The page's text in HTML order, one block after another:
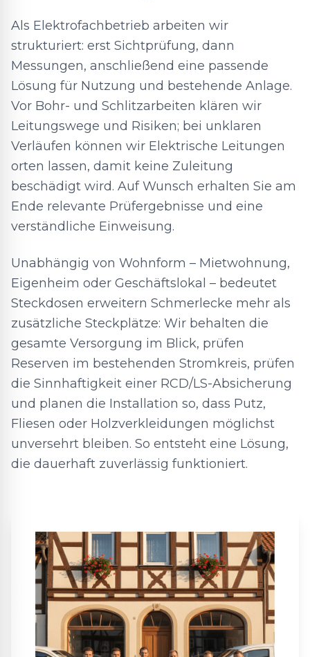
Als Elektrofachbetrieb arbeiten wir
strukturiert: erst Sichtprüfung, dann
Messungen, anschließend eine passende
Lösung für Nutzung und bestehende Anlage.
Vor Bohr- und Schlitzarbeiten klären wir
Leitungswege und Risiken; bei unklaren
Verläufen können wir Elektrische Leitungen
orten lassen, damit keine Zuleitung
beschädigt wird. Auf Wunsch erhalten Sie am
Ende relevante Prüfergebnisse und eine
verständliche Einweisung.
Unabhängig von Wohnform – Mietwohnung,
Eigenheim oder Geschäftslokal – bedeutet
Steckdosen erweitern Schmerlecke mehr als
zusätzliche Steckplätze: Wir behalten die
gesamte Versorgung im Blick, prüfen
Reserven im bestehenden Stromkreis, prüfen
die Sinnhaftigkeit einer RCD/LS-Absicherung
und planen die Installation so, dass Putz,
Fliesen oder Holzverkleidungen möglichst
unversehrt bleiben. So entsteht eine Lösung,
die dauerhaft zuverlässig funktioniert.